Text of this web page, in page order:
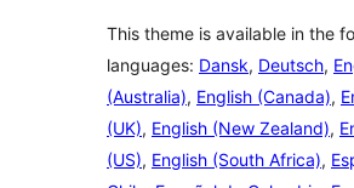
This theme is available in the
languages: Dansk, Deutsch,
(Australia), English (Canada),
(UK), English (New Zealand),
(US), English (South Africa),